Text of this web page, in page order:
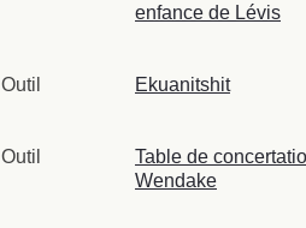
enfance de Lévis
Outil Ekuanitshit
Outil
Table de
Wendake